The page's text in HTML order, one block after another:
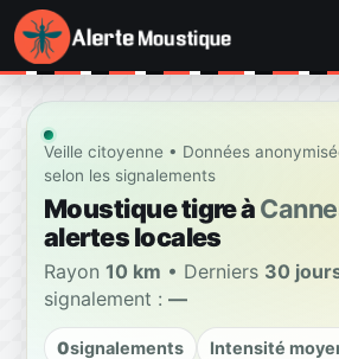
Veille citoyenne • Données
selon les signalements
Moustique tigre à
alertes locales
Rayon 10 km • Derniers 30
signalement : —
0signalements Intensité